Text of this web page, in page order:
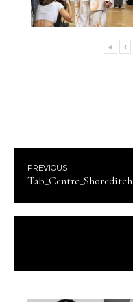
« ‹
PREVIOUS
Tab_Centre_Shoreditch